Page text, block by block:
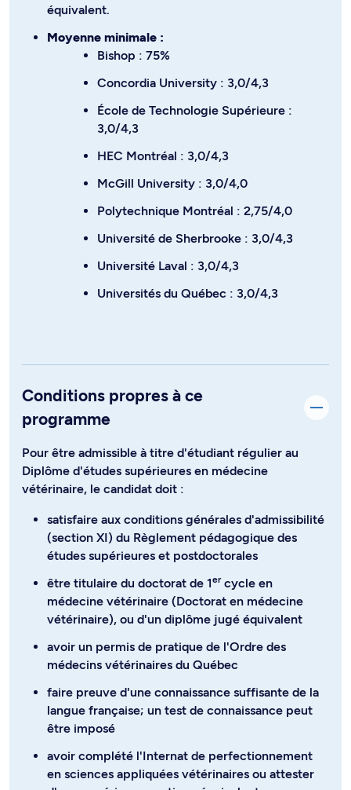
équivalent.
Moyenne minimale :
Bishop : 75%
Concordia University : 3,0/4,3
École de Technologie Supérieure :
3,0/4,3
HEC Montréal : 3,0/4,3
McGill University : 3,0/4,0
Polytechnique Montréal : 2,75/4,0
Université de Sherbrooke : 3,0/4,3
Université Laval : 3,0/4,3
Universités du Québec : 3,0/4,3
Conditions propres à ce
programme
Pour être admissible à titre d'étudiant régulier au
Diplôme d'études supérieures en médecine
vétérinaire, le candidat doit :
satisfaire aux conditions générales d'admissibilité
(section XI) du Règlement pédagogique des
études supérieures et postdoctorales
être titulaire du doctorat de 1ercycle en
médecine vétérinaire (Doctorat en médecine
vétérinaire), ou d'un diplôme jugé équivalent
avoir un permis de pratique de l'Ordre des
médecins vétérinaires du Québec
faire preuve d'une connaissance suffisante de la
langue française; un test de connaissance peut
être imposé
avoir complété l'Internat de perfectionnement
en sciences appliquées vétérinaires ou attester